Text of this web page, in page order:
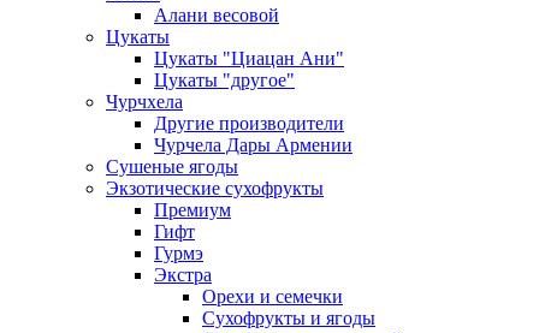
Алани весовой
Цукаты
Цукаты "Циацан Ани"
Цукаты "другое"
Чурчхела
Другие производители
Чурчела Дары Армении
Сушеные ягоды
Экзотические сухофрукты
Премиум
Гифт
Гурмэ
Экстра
Орехи и семечки
Сухофрукты и ягоды